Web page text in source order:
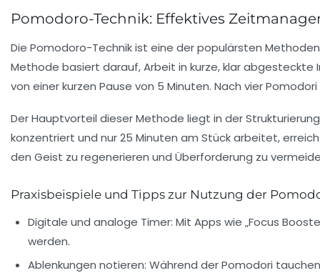
Pomodoro-Technik: Effektives
Die Pomodoro-Technik ist eine der populärsten
Methode basiert darauf, Arbeit in kurze, klar
von einer kurzen Pause von 5 Minuten. Nach vier
Der Hauptvorteil dieser Methode liegt in der
konzentriert und nur 25 Minuten am Stück arbeitet,
den Geist zu regenerieren und Überforderung zu
Praxisbeispiele und Tipps zur Nutzung der
Digitale und analoge Timer: Mit Apps wie „Focus
werden.
Ablenkungen notieren: Während der Pomodori